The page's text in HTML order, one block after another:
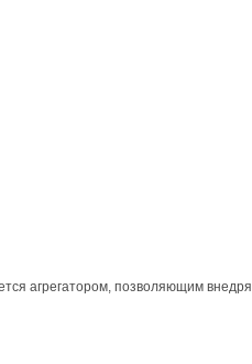
агрегатором, позволяющим